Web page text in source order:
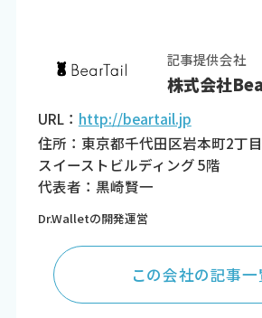
記事提供会社
株式会社
URL： http://beartail.jp
住所：東京都千代田区岩本町2丁
スイーストビルディング 5階
代表者：黒崎賢一
Dr.Walletの開発運営
この会社の記事